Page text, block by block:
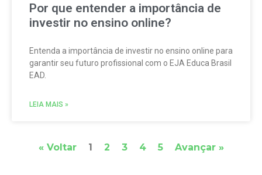
Por que entender a importância de
investir no ensino online?
Entenda a importância de investir no ensino online para
garantir seu futuro profissional com o EJA Educa Brasil
EAD.
LEIA MAIS »
« Voltar 1 2 3 4 5 Avançar »